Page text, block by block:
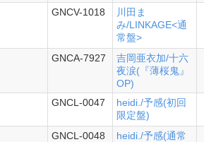
GNCV-1018
川田ま
み/LINKAGE<通
常盤>
GNCA-7927
吉岡亜衣加/十六
夜涙(『薄桜鬼』
OP)
GNCL-0047
heidi./予感(初回
限定盤)
GNCL-0048
heidi./予感(通常